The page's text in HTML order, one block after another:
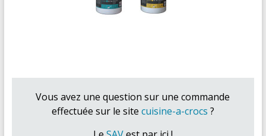
Vous avez une question sur une commande
effectuée sur le site cuisine-a-crocs ?